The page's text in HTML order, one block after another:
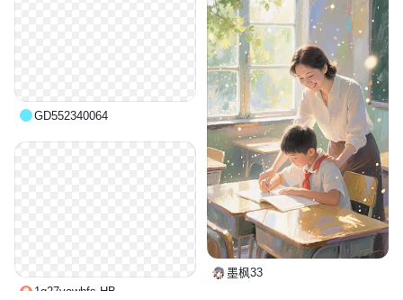
GD552340064
墨枫33
1q27vawhfs-HB